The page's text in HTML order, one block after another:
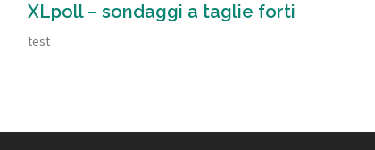
XLpoll – sondaggi a taglie forti
test